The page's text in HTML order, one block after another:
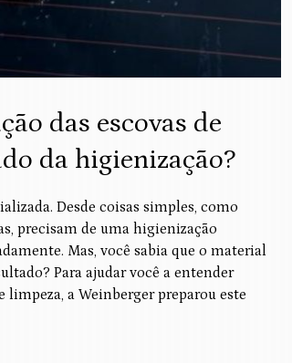
das escovas de
da higienização?
Desde coisas simples, como
precisam de uma higienização
Mas, você sabia que o material
Para ajudar você a entender
a Weinberger preparou este